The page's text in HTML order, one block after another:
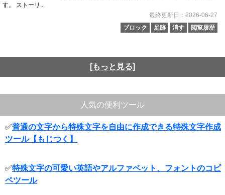
す。 ストーリ...
最終更新日：2026-06-27
ブロック
足跡 消す 閲覧履歴
[もっと見る]
人気の便利ツール
✅普通の文字から特殊文字を自由に作成できる特殊文字作成
ツール【もじつく】
✅特殊文字の可愛い英語やアルファベット、フォントのコピ
ペツール